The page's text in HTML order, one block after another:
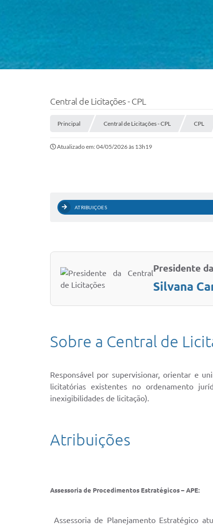
Central de Licitações - CPL
Principal Central de Licitações - CPL CPL
Atualizado em: 04/05/2026 às 13h19
ATRIBUIÇOES
Presidente
Silvana
Sobre a Central de
Responsável por supervisionar, orientar e
licitatórias existentes no ordenamento
inexigibilidades de licitação).
Atribuições
Assessoria de Procedimentos Estratégicos – APE:
Assessoria de Planejamento Estratégico